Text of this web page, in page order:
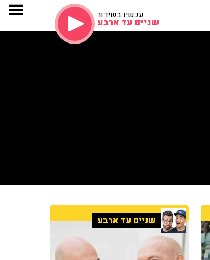
עכשיו בשידור
שניים עד ארבע
שניים עד ארבע